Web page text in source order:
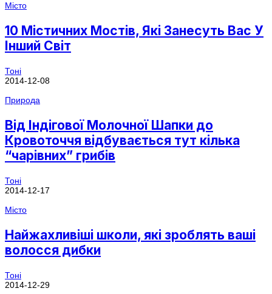
Місто
10 Містичних Мостів, Які Занесуть Вас У
Інший Світ
Тоні
2014-12-08
Природа
Від Індігової Молочної Шапки до
Кровоточчя відбувається тут кілька
“чарівних” грибів
Тоні
2014-12-17
Місто
Найжахливіші школи, які зроблять ваші
волосся дибки
Тоні
2014-12-29